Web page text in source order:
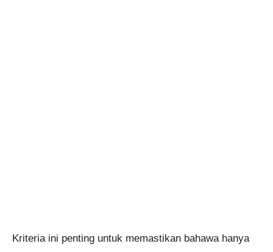
Kriteria ini penting untuk memastikan bahawa hanya